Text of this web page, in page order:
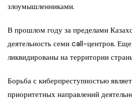
злоумышленниками.
В прошлом году за пределами
деятельность семи call-центров.
ликвидированы на территории
Борьба с киберпреступностью
приоритетных направлений